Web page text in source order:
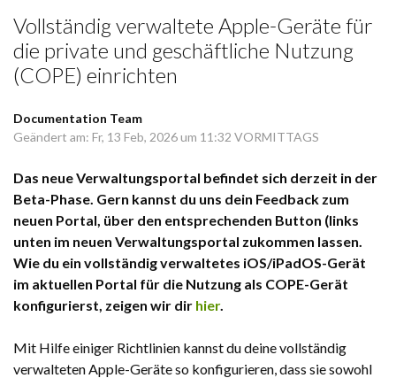
Vollständig verwaltete Apple-Geräte für
die private und geschäftliche Nutzung
(COPE) einrichten
Documentation Team
Geändert am: Fr, 13 Feb, 2026 um 11:32 VORMITTAGS
Das neue Verwaltungsportal befindet sich derzeit in der
Beta-Phase. Gern kannst du uns dein Feedback zum
neuen Portal, über den entsprechenden Button (links
unten im neuen Verwaltungsportal zukommen lassen.
Wie du ein vollständig verwaltetes iOS/iPadOS-Gerät
im aktuellen Portal für die Nutzung als COPE-Gerät
konfigurierst, zeigen wir dir hier.
Mit Hilfe einiger Richtlinien kannst du deine vollständig
verwalteten Apple-Geräte so konfigurieren, dass sie sowohl